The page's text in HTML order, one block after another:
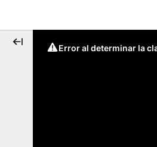
Error al determinar la